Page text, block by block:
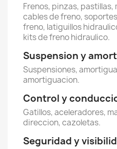
Frenos, pinzas, pastillas,
cables de freno,
freno, latiguillos
kits de freno hidraulico.
Suspension y
Suspensiones,
amortiguacion.
Control y
Gatillos, aceleradores,
direccion, cazoletas.
Seguridad y